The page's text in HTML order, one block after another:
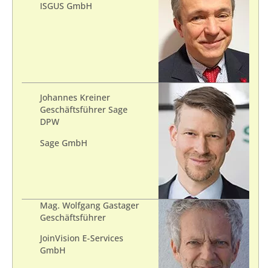
ISGUS GmbH
Johannes Kreiner
Geschäftsführer Sage
DPW
Sage GmbH
Mag. Wolfgang Gastager
Geschäftsführer
JoinVision E-Services
GmbH